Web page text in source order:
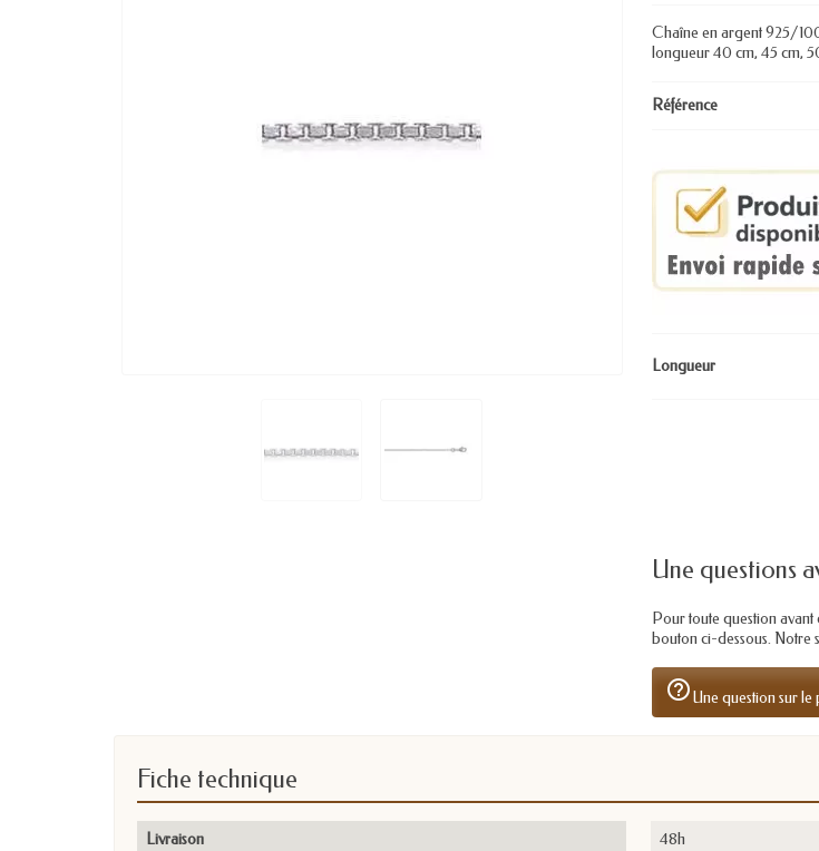
Chaîne en argent 925/
longueur 40 cm, 45 cm,
Référence
Longueur
Une questions
Pour toute question
bouton ci-dessous. Notre
help_outlineUne question sur le
Fiche technique
Livraison 48h